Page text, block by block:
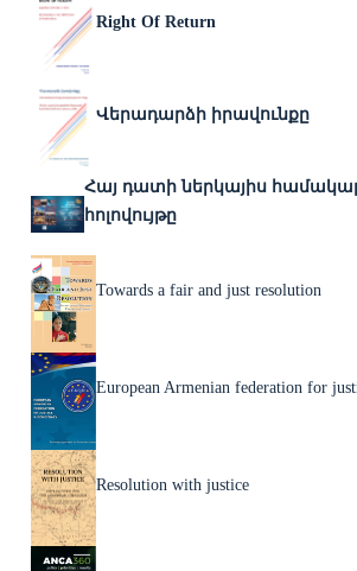
Right Of Return
Վերադարձի իրավունքը
Հայ դատի ներկայիս
հոլովույթը
Towards a fair and just resolution
European Armenian federation for
Resolution with justice